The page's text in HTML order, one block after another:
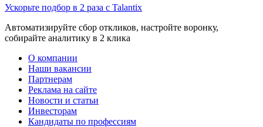
Ускорьте подбор в 2 раза с Talantix
Автоматизируйте сбор откликов, настройте воронку,
собирайте аналитику в 2 клика
О компании
Наши вакансии
Партнерам
Реклама на сайте
Новости и статьи
Инвесторам
Кандидаты по профессиям